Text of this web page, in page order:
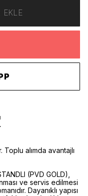
EKLE
Toplu alımda avantajlı
(PVD GOLD),
ve servis edilmesi
Dayanıklı yapısı